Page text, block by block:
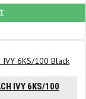
IVY 6KS/100